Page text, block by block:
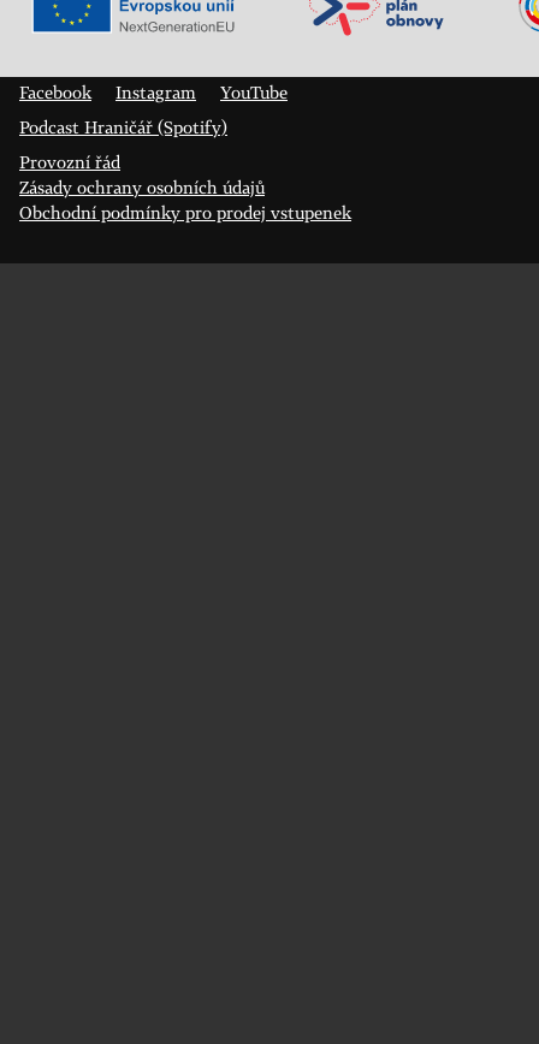
Veřejný sál Hraničář, spolek
Facebook
Instagram
YouTube
Podcast Hraničář (Spotify)
Provozní řád
Zásady ochrany osobních údajů
Obchodní podmínky pro prodej vstupenek